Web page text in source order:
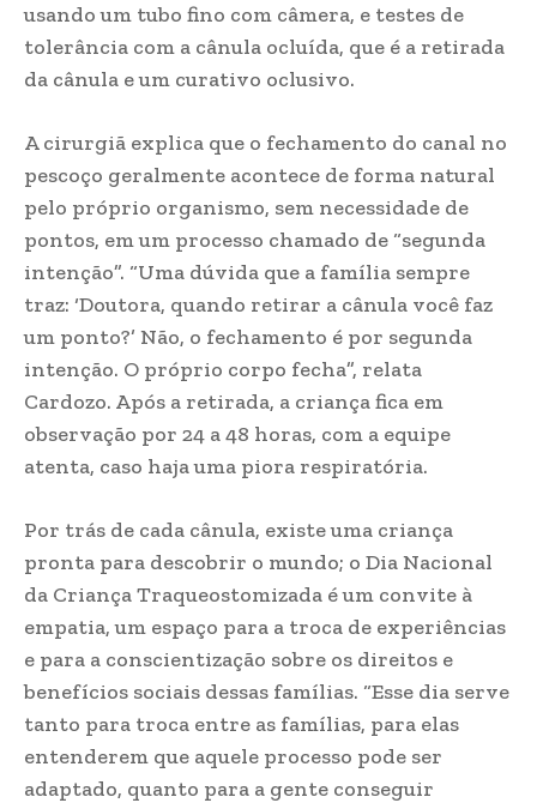
usando um tubo fino com câmera, e testes de
tolerância com a cânula ocluída, que é a retirada
da cânula e um curativo oclusivo.
A cirurgiã explica que o fechamento do canal no
pescoço geralmente acontece de forma natural
pelo próprio organismo, sem necessidade de
pontos, em um processo chamado de “segunda
intenção”. “Uma dúvida que a família sempre
traz: ‘Doutora, quando retirar a cânula você faz
um ponto?’ Não, o fechamento é por segunda
intenção. O próprio corpo fecha”, relata
Cardozo. Após a retirada, a criança fica em
observação por 24 a 48 horas, com a equipe
atenta, caso haja uma piora respiratória.
Por trás de cada cânula, existe uma criança
pronta para descobrir o mundo; o Dia Nacional
da Criança Traqueostomizada é um convite à
empatia, um espaço para a troca de experiências
e para a conscientização sobre os direitos e
benefícios sociais dessas famílias. “Esse dia serve
tanto para troca entre as famílias, para elas
entenderem que aquele processo pode ser
adaptado, quanto para a gente conseguir